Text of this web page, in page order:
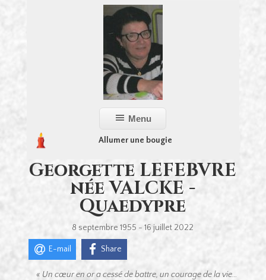
Menu
Allumer une bougie
Georgette LEFEBVRE
née VALCKE -
Quaedypre
8 septembre 1955 - 16 juillet 2022
E-mail Share
« Un cœur en or a cessé de battre, un courage de la vie…